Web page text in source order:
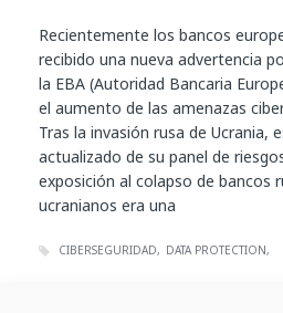
Recientemente los bancos
recibido una nueva advertencia
la EBA (Autoridad Bancaria
el aumento de las amenazas
Tras la invasión rusa de Ucrania,
actualizado de su panel de
exposición al colapso de bancos
ucranianos era una
CIBERSEGURIDAD DATA PROTECTION